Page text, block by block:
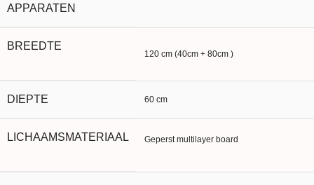
APPARATEN
BREEDTE
120 cm (40cm + 80cm )
DIEPTE 60 cm
LICHAAMSMATERIAAL Geperst multilayer board